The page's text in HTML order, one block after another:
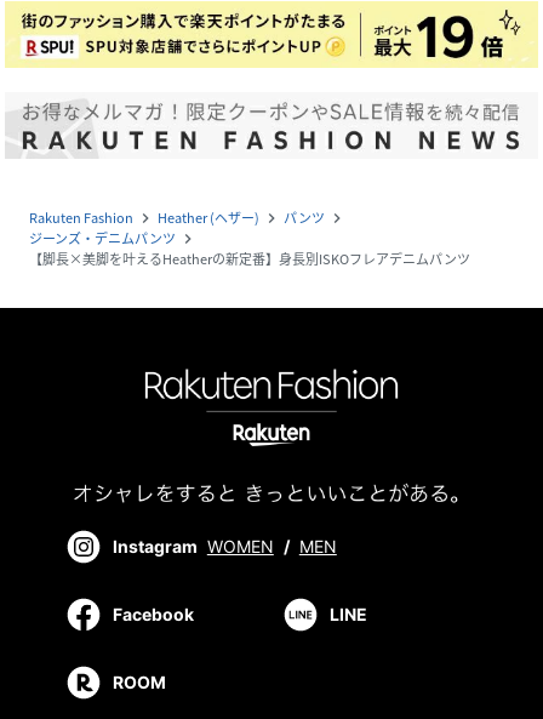
Rakuten Fashion navigate_next Heather (ヘザー) navigate_next パンツ navigate_next
ジーンズ・デニムパンツ navigate_next
【脚長×美脚を叶えるHeatherの新定番】身長別ISKOフレアデニムパンツ
Instagram WOMEN / MEN
Facebook LINE
ROOM